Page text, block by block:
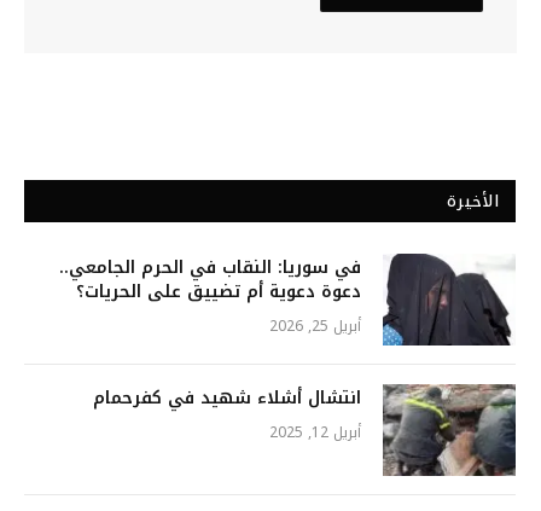
الأخيرة
في سوريا: النقاب في الحرم الجامعي..
دعوة دعوية أم تضييق على الحريات؟
أبريل 25, 2026
انتشال أشلاء شهيد في كفرحمام
أبريل 12, 2025